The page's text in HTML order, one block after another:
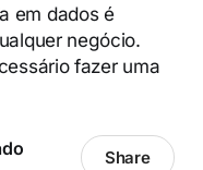
em dados é
negócio.
fazer uma
Share